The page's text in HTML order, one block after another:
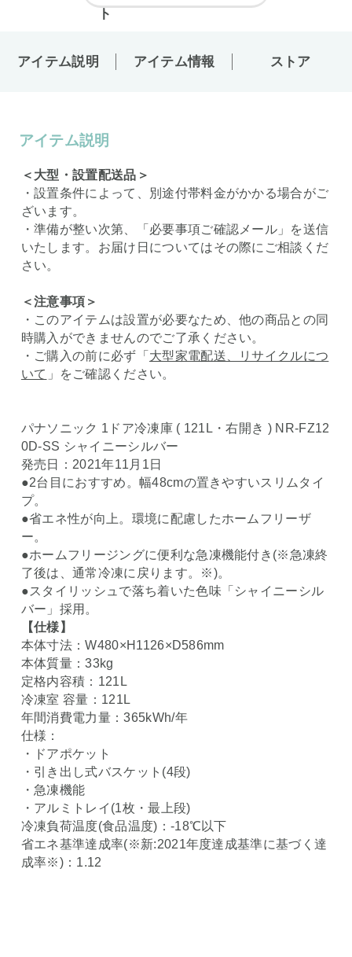
アイテム説明 アイテム情報 ストア
アイテム説明
＜大型・設置配送品＞
・設置条件によって、別途付帯料金がかかる場合がご
ざいます。
・準備が整い次第、「必要事項ご確認メール」を送信
いたします。お届け日についてはその際にご相談くだ
さい。
＜注意事項＞
・このアイテムは設置が必要なため、他の商品との同
時購入ができませんのでご了承ください。
・ご購入の前に必ず「 大型家電配送、リサイクルにつ
いて 」をご確認ください。
パナソニック 1ドア冷凍庫 ( 121L・右開き ) NR-FZ12
0D-SS シャイニーシルバー
発売日：2021年11月1日
●2台目におすすめ。幅48cmの置きやすいスリムタイ
プ。
●省エネ性が向上。環境に配慮したホームフリーザ
ー。
●ホームフリージングに便利な急凍機能付き(※急凍終
了後は、通常冷凍に戻ります。※)。
●スタイリッシュで落ち着いた色味「シャイニーシル
バー」採用。
【仕様】
本体寸法：W480×H1126×D586mm
本体質量：33kg
定格内容積：121L
冷凍室 容量：121L
年間消費電力量：365kWh/年
仕様：
・ドアポケット
・引き出し式バスケット(4段)
・急凍機能
・アルミトレイ(1枚・最上段)
冷凍負荷温度(食品温度)：-18℃以下
省エネ基準達成率(※新:2021年度達成基準に基づく達
成率※)：1.12